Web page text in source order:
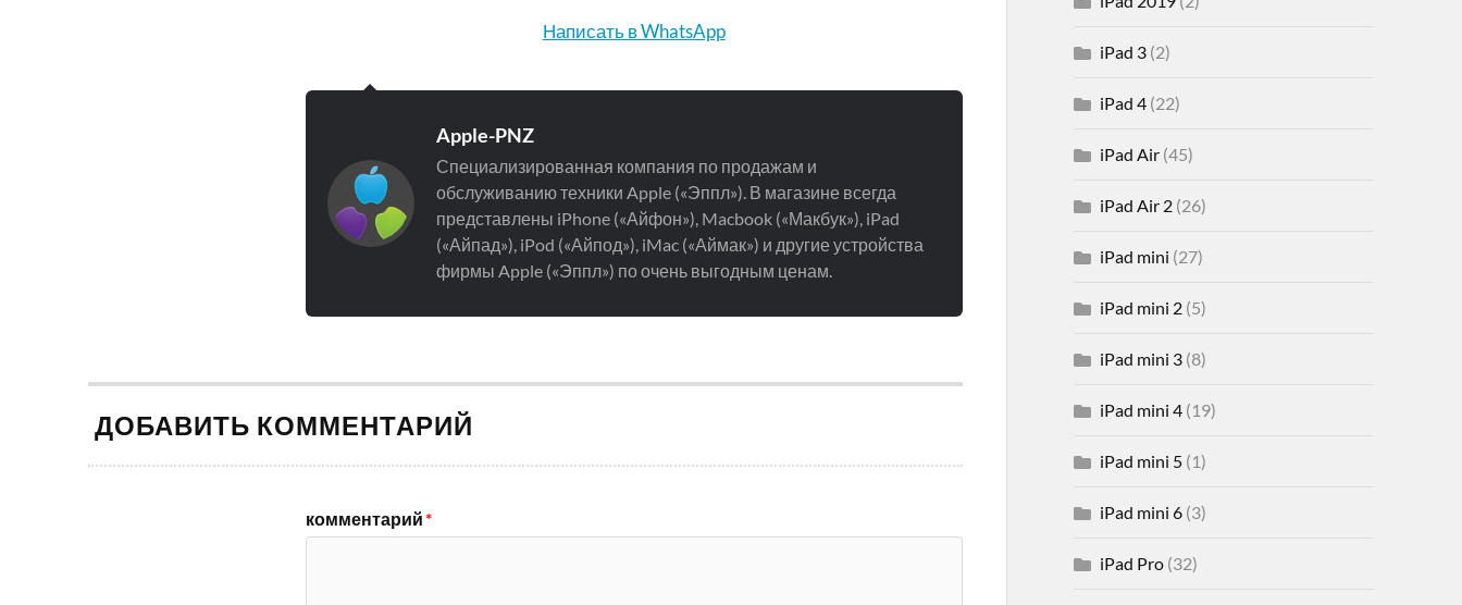
Написать в WhatsApp
Apple-PNZ
Специализированная компания по продажам и
обслуживанию техники Apple («Эппл»). В магазине всегда
представлены iPhone («Айфон»), Macbook («Макбук»), iPad
(«Айпад»), iPod («Айпод»), iMac («Аймак») и другие устройства
фирмы Apple («Эппл») по очень выгодным ценам.
ДОБАВИТЬ КОММЕНТАРИЙ
комментарий*
iPad 3(2)
iPad 4(22)
iPad Air(45)
iPad Air 2(26)
iPad mini (27)
iPad mini 2(5)
iPad mini 3(8)
iPad mini 4(19)
iPad mini 5(1)
iPad mini 6(3)
iPad Pro(32)